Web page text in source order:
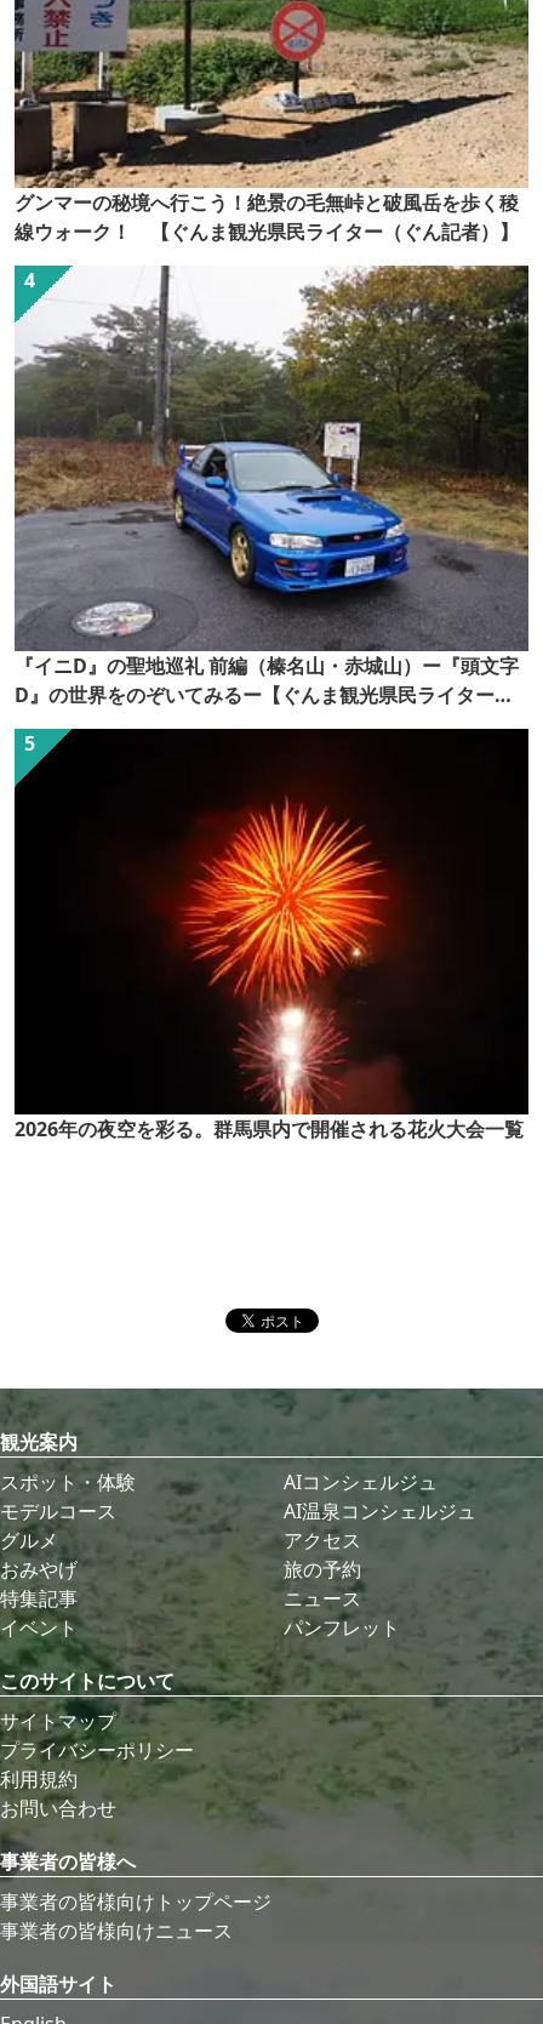
グンマーの秘境へ行こう！絶景の毛無峠と破風岳を歩く稜
線ウォーク！ 【ぐんま観光県民ライター（ぐん記者）】
『イニD』の聖地巡礼 前編（榛名山・赤城山）ー『頭文字
D』の世界をのぞいてみるー【ぐんま観光県民ライター
（ぐん記者）】
2026年の夜空を彩る。群馬県内で開催される花火大会一覧
観光案内
スポット・体験
モデルコース
グルメ
おみやげ
特集記事
イベント
AIコンシェルジュ
AI温泉コンシェルジュ
アクセス
旅の予約
ニュース
パンフレット
このサイトについて
サイトマップ
プライバシーポリシー
利用規約
お問い合わせ
事業者の皆様へ
事業者の皆様向けトップページ
事業者の皆様向けニュース
外国語サイト